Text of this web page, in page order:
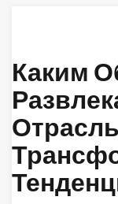
Каким
Отрасль